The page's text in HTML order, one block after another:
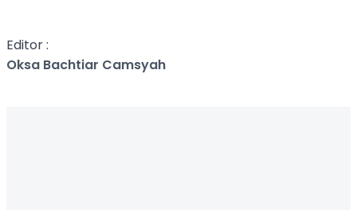
Editor :
Oksa Bachtiar Camsyah